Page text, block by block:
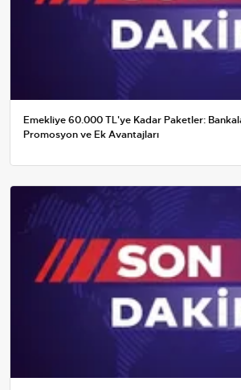
Emekliye 60.000 TL'ye Kadar Paketler:
Promosyon ve Ek Avantajları